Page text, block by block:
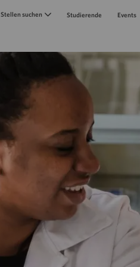
Stellen suchen Studierende Events